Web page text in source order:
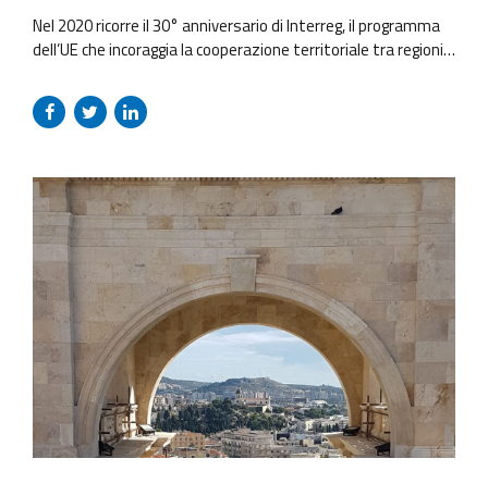
Nel 2020 ricorre il 30° anniversario di Interreg, il programma
dell’UE che incoraggia la cooperazione territoriale tra regioni.
parte dal lontano 1998 e continua fino ad oggi con lo stesso
entusiasmo, superando i 20 anni. Da oltre 10 anni Resolvo